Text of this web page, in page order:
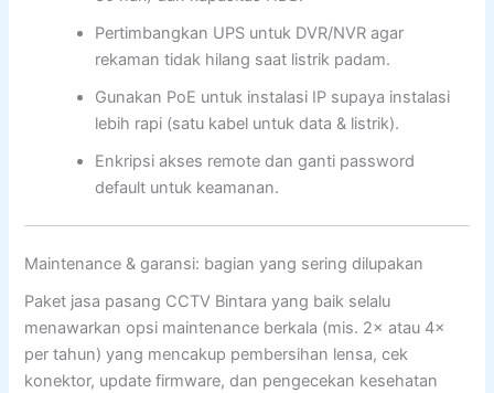
Pertimbangkan UPS untuk DVR/NVR agar
rekaman tidak hilang saat listrik padam.
Gunakan PoE untuk instalasi IP supaya instalasi
lebih rapi (satu kabel untuk data & listrik).
Enkripsi akses remote dan ganti password
default untuk keamanan.
Maintenance & garansi: bagian yang sering dilupakan
Paket jasa pasang CCTV Bintara yang baik selalu
menawarkan opsi maintenance berkala (mis. 2× atau 4×
per tahun) yang mencakup pembersihan lensa, cek
konektor, update firmware, dan pengecekan kesehatan